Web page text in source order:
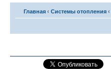
Главная ‹ Системы отопления ‹